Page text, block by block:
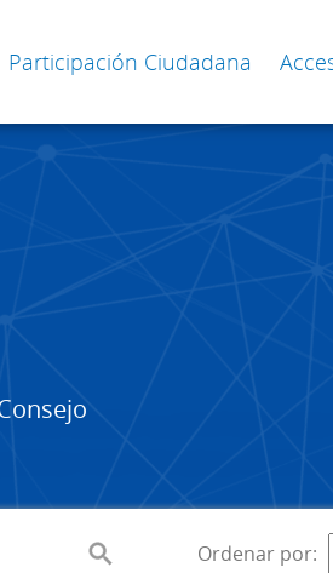
Participación Ciudadana
Ordenar por